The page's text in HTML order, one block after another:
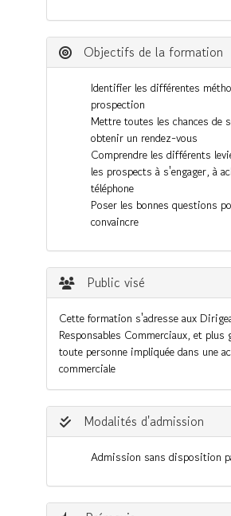
Objectifs de la formation
Identifier les différentes
prospection
Mettre toutes les chances de
obtenir un rendez-vous
Comprendre les différents
les prospects à s'engager, à
téléphone
Poser les bonnes questions
convaincre
Public visé
Cette formation s'adresse aux
Responsables Commerciaux, et plus
toute personne impliquée dans une
commerciale
Modalités d'admission
Admission sans disposition